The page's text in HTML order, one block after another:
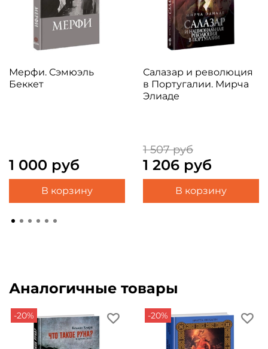
Мерфи. Сэмюэль
Беккет
1 000 руб
В корзину
Салазар и революция
в Португалии. Мирча
Элиаде
1 507 руб
1 206 руб
В корзину
Аналогичные товары
-20% -20%